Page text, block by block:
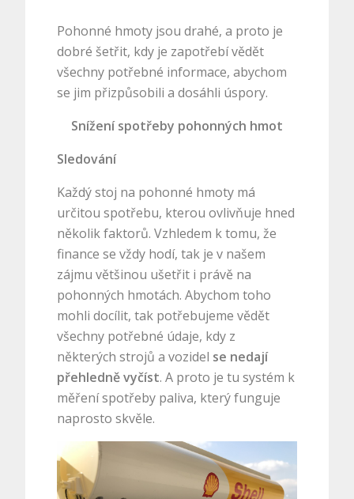
Pohonné hmoty jsou drahé, a proto je
dobré šetřit, kdy je zapotřebí vědět
všechny potřebné informace, abychom
se jim přizpůsobili a dosáhli úspory.
Snížení spotřeby pohonných hmot
Sledování
Každý stoj na pohonné hmoty má
určitou spotřebu, kterou ovlivňuje hned
několik faktorů. Vzhledem k tomu, že
finance se vždy hodí, tak je v našem
zájmu většinou ušetřit i právě na
pohonných hmotách. Abychom toho
mohli docílit, tak potřebujeme vědět
všechny potřebné údaje, kdy z
některých strojů a vozidel se nedají
přehledně vyčíst. A proto je tu systém k
měření spotřeby paliva, který funguje
naprosto skvěle.